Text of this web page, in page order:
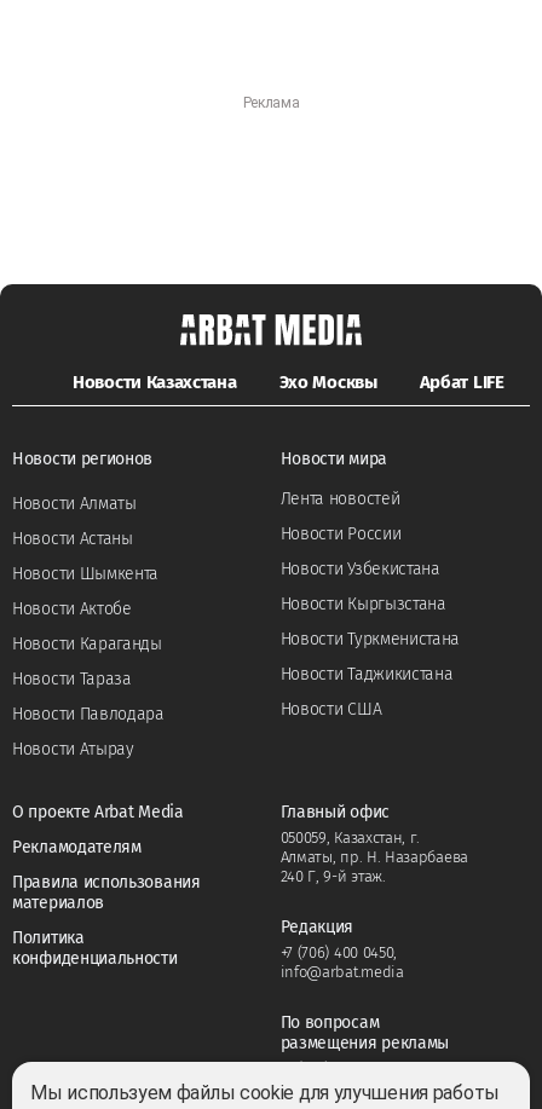
Новости Казахстана Эхо Москвы Арбат LIFE
Новости регионов
Новости Алматы
Новости Астаны
Новости Шымкента
Новости Актобе
Новости Караганды
Новости Тараза
Новости Павлодара
Новости Атырау
Новости мира
Лента новостей
Новости России
Новости Узбекистана
Новости Кыргызстана
Новости Туркменистана
Новости Таджикистана
Новости США
О проекте Arbat Media
Рекламодателям
Правила использования
материалов
Политика
конфиденциальности
Главный офис
050059, Казахстан, г.
Алматы, пр. Н. Назарбаева
240 Г, 9-й этаж.
Редакция
+7 (706) 400 0450,
info@arbat.media
По вопросам
размещения рекламы
adv@arbat.media
Мы используем файлы cookie для улучшения работы